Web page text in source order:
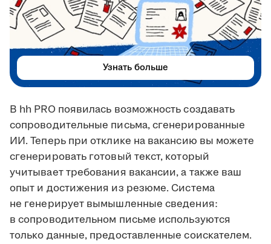
В hh PRO появилась возможность создавать
сопроводительные письма, сгенерированные
ИИ. Теперь при отклике на вакансию вы можете
сгенерировать готовый текст, который
учитывает требования вакансии, а также ваш
опыт и достижения из резюме. Система
не генерирует вымышленные сведения:
в сопроводительном письме используются
только данные, предоставленные соискателем.
Узнать больше